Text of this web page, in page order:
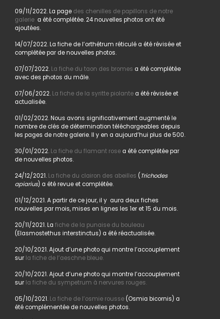
09/11/2022. La page des chenilles de papillons de notre
galerie a été complétée. 24 nouvelles photos ont été
ajoutées.
14/07/2022. La fiche de l’orthétrum réticulé a été révisée et
complétée par de nouvelles photos.
07/07/2022. La fiche du taon des bromes a été complétée
avec des photos du mâle.
07/06/2022. La fiche de la syritte piolantea été révisée et
actualisée.
01/02/2022. Nous avons significativement augmenté le
nombre de clés de détermination téléchargeables depuis
les pages de notre galerie. Il y en a aujourd’hui plus de 500.
30/01/2022. La fiche du flamant rosea été complétée par
de nouvelles photos.
24/12/2021. La fiche du clairon des abeilles ( Trichodes
apiarius) a été revue et complétée.
01/12/2021. A partir de ce jour, il y aura deux fiches
nouvelles par mois, mises en lignes les 1er et 15 du mois.
20/11/2021. La fiche de la punaise du bouleau
(Elasmostethus interstinctus) a été réactualisée.
20/10/2021. Ajout d’une photo qui montre l’accouplement
sur la fiche de l’aeschne bleue.
20/10/2021. Ajout d’une photo qui montre l’accouplement
sur la fiche du sympetrum à nervures rouges.
05/10/2021. La fiche de l’osmie rousse(Osmia bicornis) a
été complémentée de nouvelles photos.